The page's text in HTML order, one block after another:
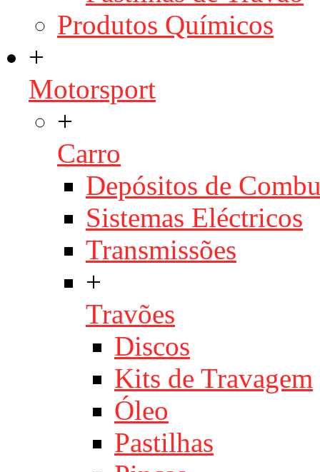
Produtos Químicos
+
Motorsport
+
Carro
Depósitos de
Sistemas Eléctricos
Transmissões
+
Travões
Discos
Kits de Travagem
Óleo
Pastilhas